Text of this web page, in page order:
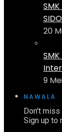
SMK
20
9
NAWALA
Don't miss
Sign up to